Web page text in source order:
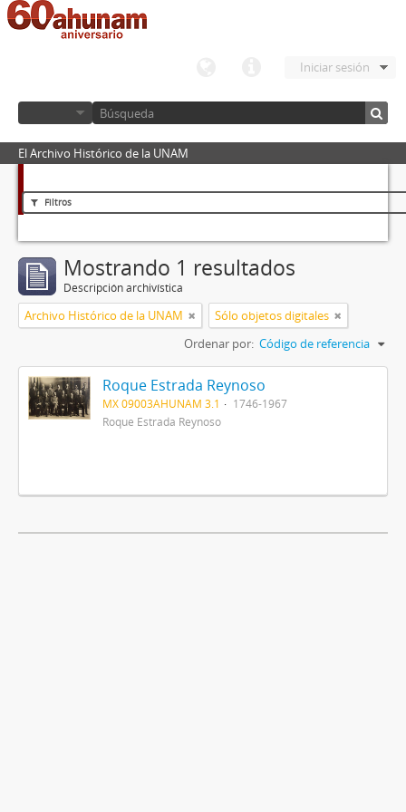
Iniciar sesión
El Archivo Histórico de la UNAM
Filtros
Mostrando 1 resultados
Descripción archivística
Archivo Histórico de la UNAM
Sólo objetos digitales
Ordenar por: Código de referencia
Roque Estrada Reynoso
MX 09003AHUNAM 3.1
1746-1967
Roque Estrada Reynoso